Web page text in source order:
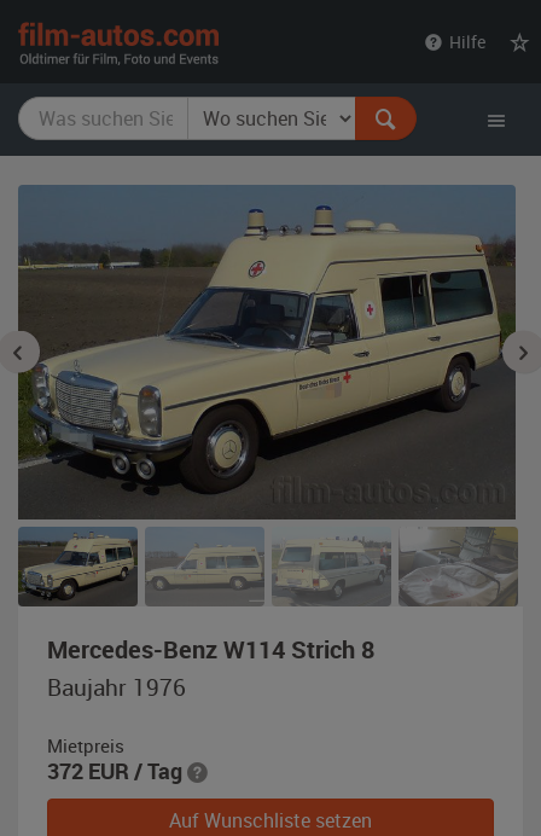
Hilfe
Mercedes-Benz W114 Strich 8,
1014
Baujahr 1976
Mietpreis
372 EUR / Tag
Auf Wunschliste setzen